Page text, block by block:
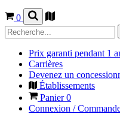
0
Prix garanti pendant 1
Carrières
Devenez un
Établissements
Panier0
Connexion /